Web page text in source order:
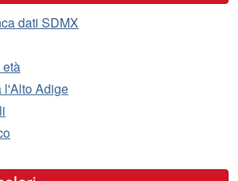
dati SDMX
l'Alto Adige